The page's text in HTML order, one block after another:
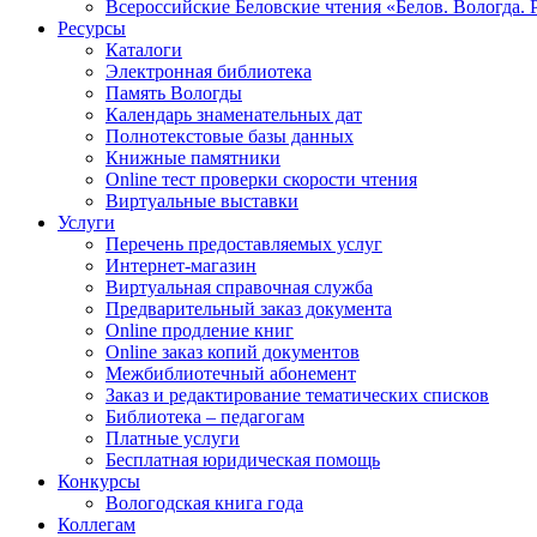
Всероссийские Беловские чтения «Белов. Вологда.
Ресурсы
Каталоги
Электронная библиотека
Память Вологды
Календарь знаменательных дат
Полнотекстовые базы данных
Книжные памятники
Online тест проверки скорости чтения
Виртуальные выставки
Услуги
Перечень предоставляемых услуг
Интернет-магазин
Виртуальная справочная служба
Предварительный заказ документа
Online продление книг
Online заказ копий документов
Межбиблиотечный абонемент
Заказ и редактирование тематических списков
Библиотека – педагогам
Платные услуги
Бесплатная юридическая помощь
Конкурсы
Вологодская книга года
Коллегам